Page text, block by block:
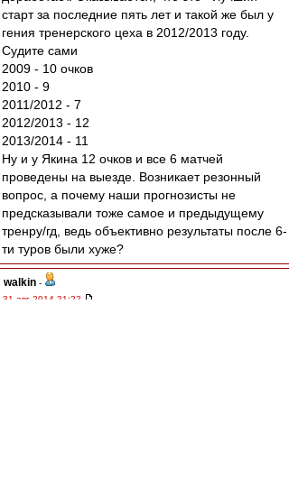
старт за последние пять лет и такой же был у
гения тренерского цеха в 2012/2013 году.
Судите сами
2009 - 10 очков
2010 - 9
2011/2012 - 7
2012/2013 - 12
2013/2014 - 11
Ну и у Якина 12 очков и все 6 матчей
проведены на выезде. Возникает резонный
вопрос, а почему наши прогнозисты не
предсказывали тоже самое и предыдущему
тренру/гд, ведь объективно результаты после 6-
ти туров были хуже?
walkin -
31 авг 2014 21:22